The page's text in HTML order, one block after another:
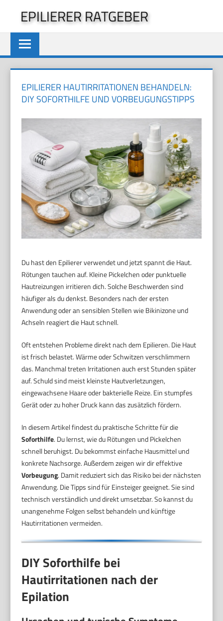
springen
EPILIERER RATGEBER
EPILIERER HAUTIRRITATIONEN BEHANDELN:
DIY SOFORTHILFE UND VORBEUGUNGSTIPPS
Du hast den Epilierer verwendet und jetzt spannt die Haut.
Rötungen tauchen auf. Kleine Pickelchen oder punktuelle
Hautreizungen irritieren dich. Solche Beschwerden sind
häufiger als du denkst. Besonders nach der ersten
Anwendung oder an sensiblen Stellen wie Bikinizone und
Achseln reagiert die Haut schnell.
Oft entstehen Probleme direkt nach dem Epilieren. Die Haut
ist frisch belastet. Wärme oder Schwitzen verschlimmern
das. Manchmal treten Irritationen auch erst Stunden später
auf. Schuld sind meist kleinste Hautverletzungen,
eingewachsene Haare oder bakterielle Reize. Ein stumpfes
Gerät oder zu hoher Druck kann das zusätzlich fördern.
In diesem Artikel findest du praktische Schritte für die
Soforthilfe. Du lernst, wie du Rötungen und Pickelchen
schnell beruhigst. Du bekommst einfache Hausmittel und
konkrete Nachsorge. Außerdem zeigen wir dir effektive
Vorbeugung. Damit reduziert sich das Risiko bei der nächsten
Anwendung. Die Tipps sind für Einsteiger geeignet. Sie sind
technisch verständlich und direkt umsetzbar. So kannst du
unangenehme Folgen selbst behandeln und künftige
Hautirritationen vermeiden.
DIY Soforthilfe bei
Hautirritationen nach der
Epilation